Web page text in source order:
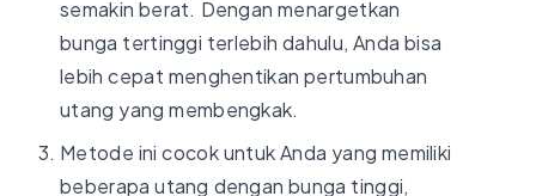
semakin berat. Dengan menargetkan
bunga tertinggi terlebih dahulu, Anda bisa
lebih cepat menghentikan pertumbuhan
utang yang membengkak.
Metode ini cocok untuk Anda yang memiliki
beberapa utang dengan bunga tinggi,